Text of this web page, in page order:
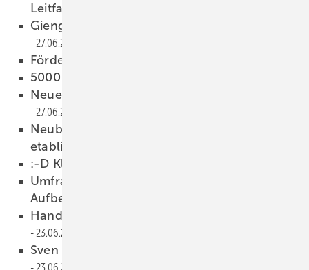
Leitfaden für Ausbilder
Gienger Süddeutschland gegründet
27.06.2017
Förderung wird vereinfacht!
5000 Euro für SHK-Gesellen
Neuer Vertriebsleiter Deutschland
27.06.2017
Neubau-Statistik: Wärmepumpe fest
etabliert
:-D Klischee, aber schee
Umfrage-Ergebnis: Heizungswasser-
Aufbereitung ist ein Thema
Handwerker-Kooperation rockt Dresden
23.06.2017
Sven Suberg wird neuer Geschäftsführer
23.06.2017